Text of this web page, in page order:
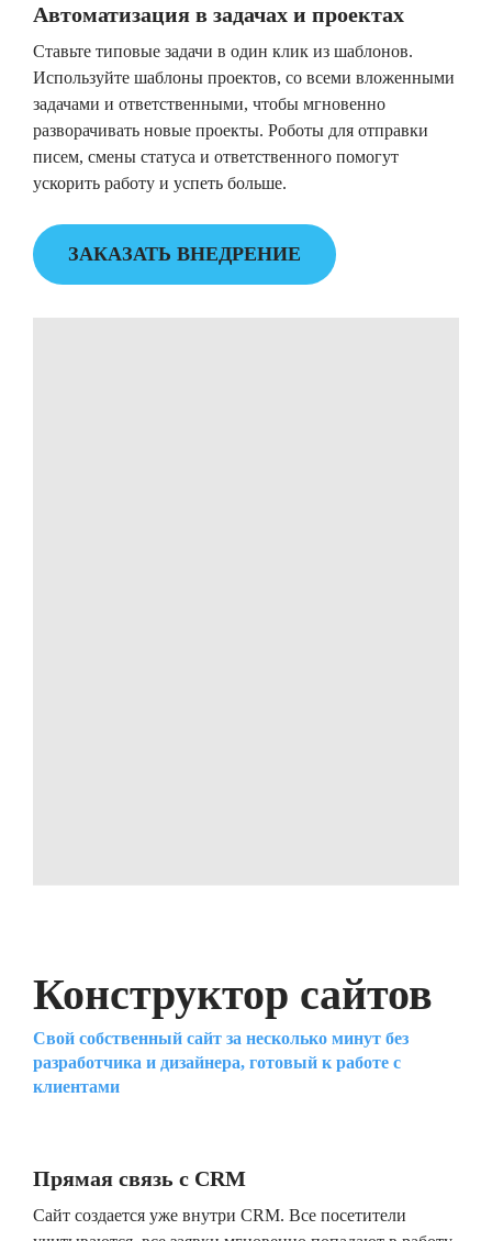
Автоматизация в задачах и проектах
Ставьте типовые задачи в один клик из шаблонов.
Используйте шаблоны проектов, со всеми вложенными
задачами и ответственными, чтобы мгновенно
разворачивать новые проекты. Роботы для отправки
писем, смены статуса и ответственного помогут
ускорить работу и успеть больше.
ЗАКАЗАТЬ ВНЕДРЕНИЕ
Конструктор сайтов
Свой собственный сайт за несколько минут без
разработчика и дизайнера, готовый к работе с
клиентами
Прямая связь с CRM
Сайт создается уже внутри CRM. Все посетители